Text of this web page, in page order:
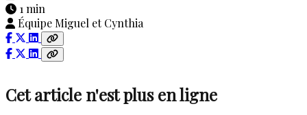
1 min
Équipe Miguel et Cynthia
Cet article n'est plus en ligne